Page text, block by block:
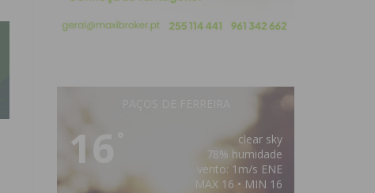
16
clear sky
78% humidade
vento: 1m/s ENE
MAX 16 • MIN 16